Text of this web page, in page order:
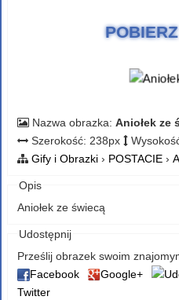
Nazwa obrazka: Aniołek ze
Szerokość: 238px
Gify i Obrazki› POSTACIE ›
Opis
Aniołek ze świecą
Udostępnij
Prześlij obrazek swoim
Facebook
Google+
Twitter